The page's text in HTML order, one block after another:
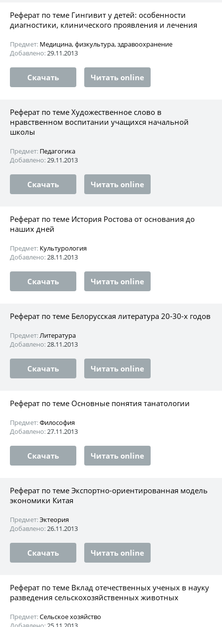
Реферат по теме Гингивит у детей: особенности
диагностики, клинического проявления и лечения
Предмет: Медицина, физкультура, здравоохранение
Добавлено:29.11.2013
Скачать Читать online
Реферат по теме Художественное слово в
нравственном воспитании учащихся начальной
школы
Предмет: Педагогика
Добавлено:29.11.2013
Скачать Читать online
Реферат по теме История Ростова от основания до
наших дней
Предмет: Культурология
Добавлено:28.11.2013
Скачать Читать online
Реферат по теме Белорусская литература 20-30-х годов
Предмет:Литература
Добавлено:28.11.2013
Скачать Читать online
Реферат по теме Основные понятия танатологии
Предмет:Философия
Добавлено:27.11.2013
Скачать Читать online
Реферат по теме Экспортно-ориентированная модель
экономики Китая
Предмет:Эктеория
Добавлено:26.11.2013
Скачать Читать online
Реферат по теме Вклад отечественных ученых в науку
разведения сельскохозяйственных животных
Предмет:Сельское хозяйство